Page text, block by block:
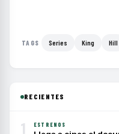
TAGS Series King Hill
RECIENTES
1 ESTRENOS